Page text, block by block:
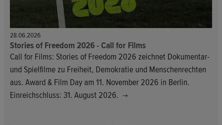
28.06.2026
Stories of Freedom 2026 - Call for Films
Call for Films: Stories of Freedom 2026 zeichnet Dokumentar-
und Spielfilme zu Freiheit, Demokratie und Menschenrechten
aus. Award & Film Day am 11. November 2026 in Berlin.
Einreichschluss: 31. August 2026.